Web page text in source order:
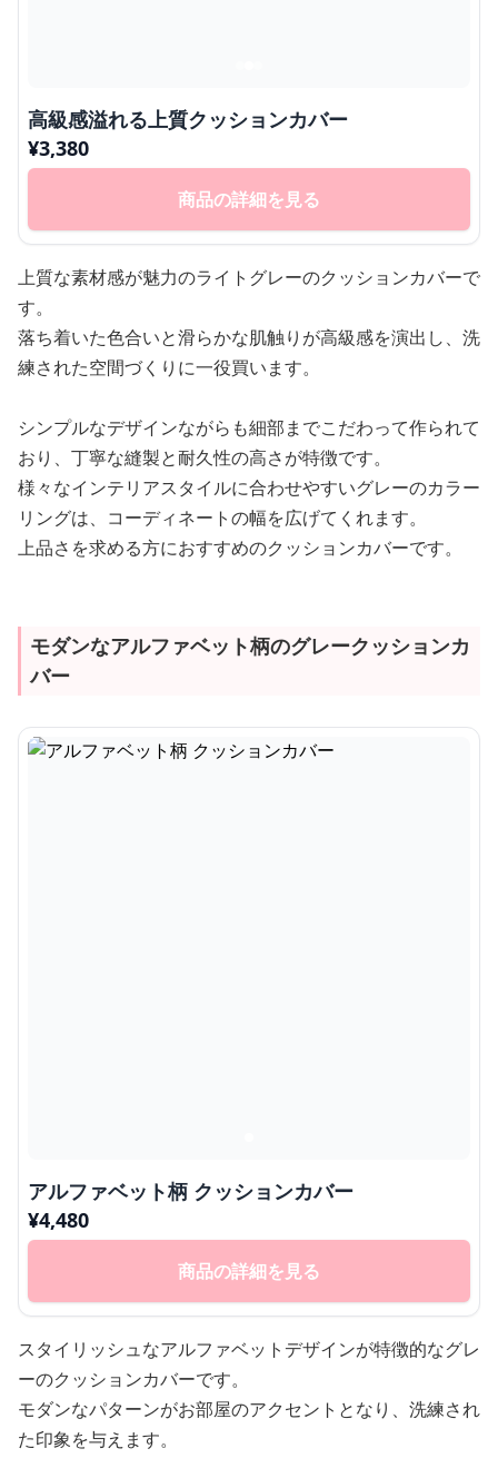
高級感溢れる上質クッションカバー
¥3,380
商品の詳細を見る
上質な素材感が魅力のライトグレーのクッションカバーで
す。
落ち着いた色合いと滑らかな肌触りが高級感を演出し、洗
練された空間づくりに一役買います。
シンプルなデザインながらも細部までこだわって作られて
おり、丁寧な縫製と耐久性の高さが特徴です。
様々なインテリアスタイルに合わせやすいグレーのカラー
リングは、コーディネートの幅を広げてくれます。
上品さを求める方におすすめのクッションカバーです。
モダンなアルファベット柄のグレークッションカ
バー
アルファベット柄 クッションカバー
¥4,480
商品の詳細を見る
スタイリッシュなアルファベットデザインが特徴的なグレ
ーのクッションカバーです。
モダンなパターンがお部屋のアクセントとなり、洗練され
た印象を与えます。